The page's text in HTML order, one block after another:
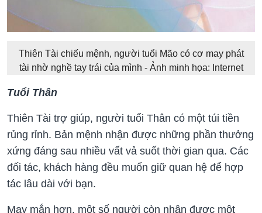
Thiên Tài chiếu mệnh, người tuổi Mão có cơ may phát
tài nhờ nghề tay trái của mình - Ảnh minh họa: Internet
Tuổi Thân
Thiên Tài trợ giúp, người tuổi Thân có một túi tiền
rủng rỉnh. Bản mệnh nhận được những phần thưởng
xứng đáng sau nhiều vất vả suốt thời gian qua. Các
đối tác, khách hàng đều muốn giữ quan hệ để hợp
tác lâu dài với bạn.
May mắn hơn, một số người còn nhận được một